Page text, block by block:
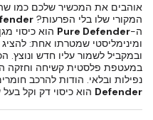
אוהבים את המכשיר שלכם כמו
המקורי שלו בלי הפרעות?
ה-Pure Defender הוא כיסוי
ומינימליסטי שמטרתו אחת:
ובמקביל לשמור עליו חדש ונוצץ.
במעטפת פלסטית קשיחה וחזקה
נפילות ובלאי. הודות להרכב
Defender הוא כיסוי דק וקל